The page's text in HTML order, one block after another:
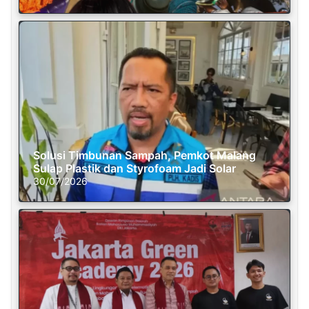
Solusi Timbunan Sampah, Pemkot Malang
Sulap Plastik dan Styrofoam Jadi Solar
30/07/2026